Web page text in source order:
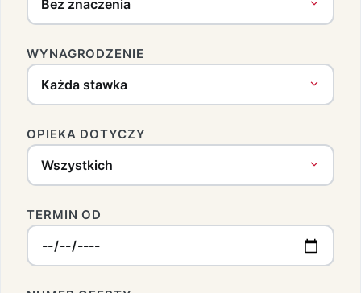
WYNAGRODZENIE
OPIEKA DOTYCZY
TERMIN OD